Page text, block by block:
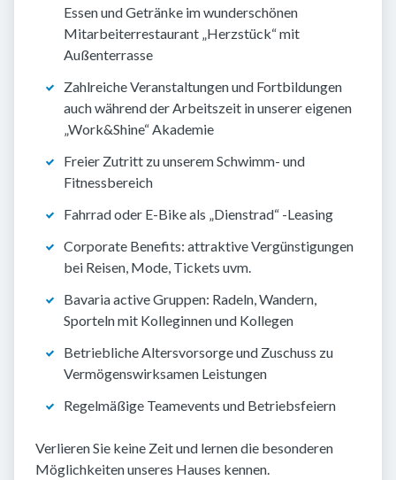
Essen und Getränke im wunderschönen
Mitarbeiterrestaurant „Herzstück“ mit
Außenterrasse
Zahlreiche Veranstaltungen und Fortbildungen
auch während der Arbeitszeit in unserer eigenen
„Work&Shine“ Akademie
Freier Zutritt zu unserem Schwimm- und
Fitnessbereich
Fahrrad oder E-Bike als „Dienstrad“ -Leasing
Corporate Benefits: attraktive Vergünstigungen
bei Reisen, Mode, Tickets uvm.
Bavaria active Gruppen: Radeln, Wandern,
Sporteln mit Kolleginnen und Kollegen
Betriebliche Altersvorsorge und Zuschuss zu
Vermögenswirksamen Leistungen
Regelmäßige Teamevents und Betriebsfeiern
Verlieren Sie keine Zeit und lernen die besonderen
Möglichkeiten unseres Hauses kennen.